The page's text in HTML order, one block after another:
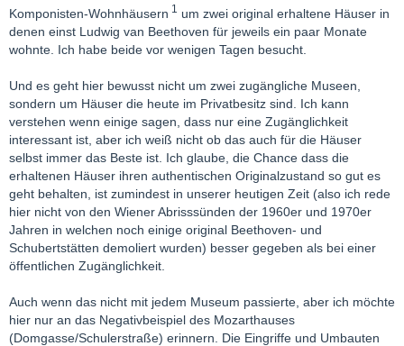
Komponisten-Wohnhäusern 1
um zwei original erhaltene Häuser in
denen einst Ludwig van Beethoven für jeweils ein paar Monate
wohnte. Ich habe beide vor wenigen Tagen besucht.
Und es geht hier bewusst nicht um zwei zugängliche Museen,
sondern um Häuser die heute im Privatbesitz sind. Ich kann
verstehen wenn einige sagen, dass nur eine Zugänglichkeit
interessant ist, aber ich weiß nicht ob das auch für die Häuser
selbst immer das Beste ist. Ich glaube, die Chance dass die
erhaltenen Häuser ihren authentischen Originalzustand so gut es
geht behalten, ist zumindest in unserer heutigen Zeit (also ich rede
hier nicht von den Wiener Abrisssünden der 1960er und 1970er
Jahren in welchen noch einige original Beethoven- und
Schubertstätten demoliert wurden) besser gegeben als bei einer
öffentlichen Zugänglichkeit.
Auch wenn das nicht mit jedem Museum passierte, aber ich möchte
hier nur an das Negativbeispiel des Mozarthauses
(Domgasse/Schulerstraße) erinnern. Die Eingriffe und Umbauten